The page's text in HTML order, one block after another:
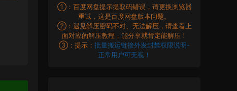
①：百度网盘提示提取码错误，请更换浏览器
重试，这是百度网盘版本问题。
②：遇见解压密码不对、无法解压，请查看上
面对应的解压教程，能分享就肯定能解压！
③：提示： 批量搬运链接外发封禁权限说明-
正常用户可无视！